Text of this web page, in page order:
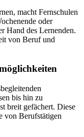
macht Fernschulen
oder
Hand des Lernenden.
von Beruf und
bis hin zu
breit gefächert. Diese
von Berufstätigen